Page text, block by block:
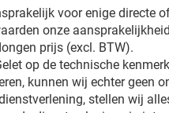
voor enige directe
onze
prijs (excl. BTW).
op de technische
kunnen wij echter geen
stellen wij